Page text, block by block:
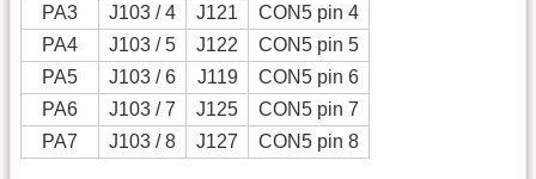
PA3
J103 / 4 J121
CON5 pin 4
PA4
J103 / 5 J122
CON5 pin 5
PA5
J103 / 6 J119
CON5 pin 6
PA6
J103 / 7 J125
CON5 pin 7
PA7
J103 / 8 J127 CON5 pin 8